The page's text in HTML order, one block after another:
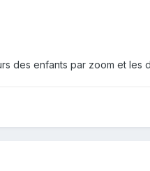
des enfants par zoom et les